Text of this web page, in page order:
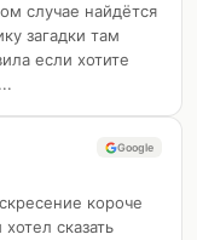
случае найдётся
загадки там
если хотите
Google
короче
сказать